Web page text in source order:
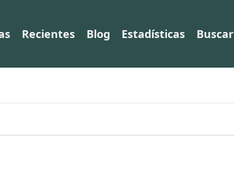
Recientes Blog Estadísticas Buscar